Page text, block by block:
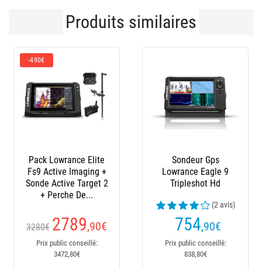
Produits similaires
-490€
Pack Lowrance Elite
Fs9 Active Imaging +
Sonde Active Target 2
+ Perche De...
3280€ 2789,90€
Prix public conseillé:
3472,80€
Sondeur Gps
Lowrance Eagle 9
Tripleshot Hd
(2 avis)
754,90€
Prix public conseillé:
838,80€